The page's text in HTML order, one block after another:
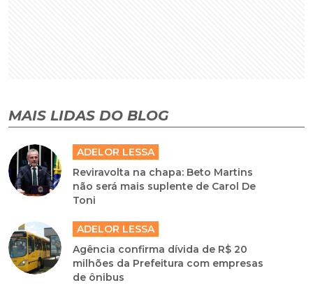
MAIS LIDAS DO BLOG
ADELOR LESSA
Reviravolta na chapa: Beto Martins
não será mais suplente de Carol De
Toni
ADELOR LESSA
Agência confirma dívida de R$ 20
milhões da Prefeitura com empresas
de ônibus